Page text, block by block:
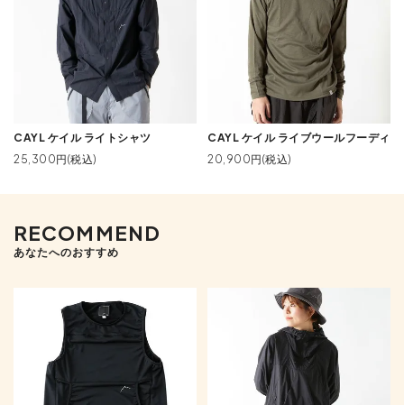
CAYL ケイル ライトシャツ
25,300円(税込)
CAYL ケイル ライブウールフーディ
20,900円(税込)
RECOMMEND
あなたへのおすすめ